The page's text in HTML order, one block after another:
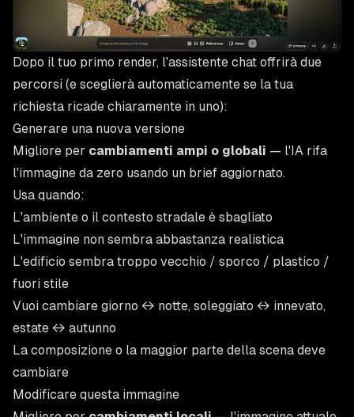
Dopo il tuo primo render, l'assistente chat offrirà due
percorsi (e sceglierà automaticamente se la tua
richiesta ricade chiaramente in uno):
Generare una nuova versione
Migliore per cambiamenti ampi o globali — l'IA rifa
l'immagine da zero usando un brief aggiornato.
Usa quando:
L'ambiente o il contesto stradale è sbagliato
L'immagine non sembra abbastanza realistica
L'edificio sembra troppo vecchio / sporco / plastico /
fuori stile
Vuoi cambiare giorno ↔ notte, soleggiato ↔ innevato,
estate ↔ autunno
La composizione o la maggior parte della scena deve
cambiare
Modificare questa immagine